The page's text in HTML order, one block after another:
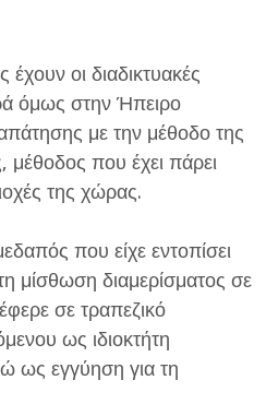
έχουν οι διαδικτυακές
όμως στην Ήπειρο
με την μέθοδο της
μέθοδος που έχει πάρει
της χώρας.
που είχε εντοπίσει
μίσθωση διαμερίσματος σε
σε τραπεζικό
ως ιδιοκτήτη
ως εγγύηση για τη